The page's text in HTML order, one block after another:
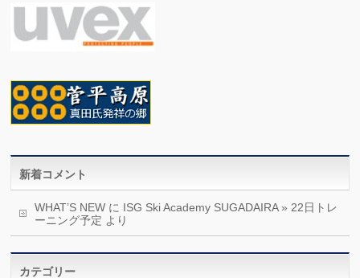
新着コメント
WHAT’S NEW に ISG Ski Academy SUGADAIRA » 22日トレ
ーニング予定 より
カテゴリー